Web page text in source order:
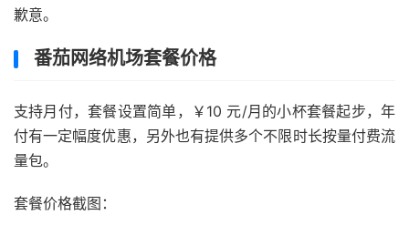
歉意。
番茄网络机场套餐价格
支持月付，套餐设置简单，￥10 元/月的小杯套餐起步，年
付有一定幅度优惠，另外也有提供多个不限时长按量付费流
量包。
套餐价格截图：